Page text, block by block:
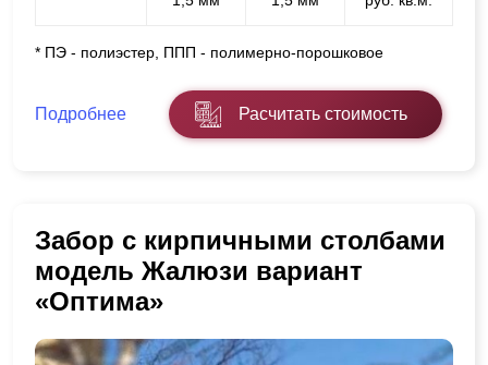
* ПЭ - полиэстер, ППП - полимерно-порошковое
Подробнее Расчитать стоимость
Забор с кирпичными столбами
модель Жалюзи вариант
«Оптима»